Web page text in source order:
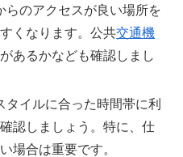
らのアクセスが良い場所を
くなります。公共交通機
あるかなども確認しまし
タイルに合った時間帯に利
認しましょう。特に、仕
場合は重要です。